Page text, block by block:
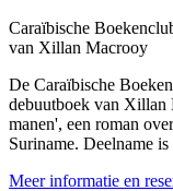
Caraïbische
van Xillan Macrooy
De Caraïbische
debuutboek van Xillan
manen', een roman
Suriname. Deelname is
Meer informatie en